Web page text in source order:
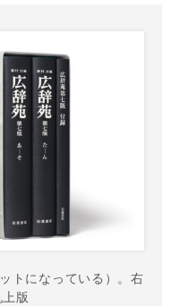
トになっている）。右
版